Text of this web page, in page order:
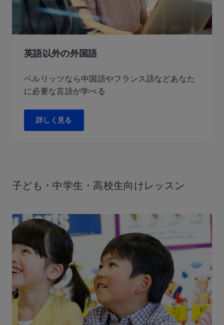
英語以外の外国語
ベルリッツなら中国語やフランス語などあなた
に必要な言語が学べる
詳しく見る
子ども・中学生・ 高校生向けレッスン